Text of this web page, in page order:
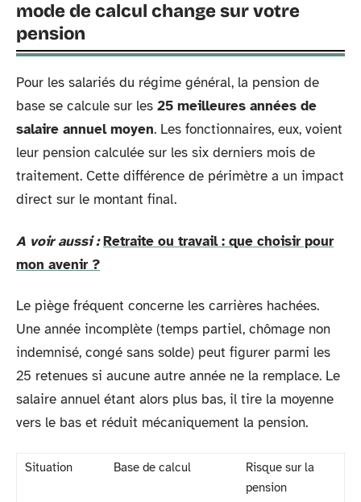
mode de calcul change sur votre
pension
Pour les salariés du régime général, la pension de
base se calcule sur les 25 meilleures années de
salaire annuel moyen. Les fonctionnaires, eux, voient
leur pension calculée sur les six derniers mois de
traitement. Cette différence de périmètre a un impact
direct sur le montant final.
A voir aussi : Retraite ou travail : que choisir pour
mon avenir ?
Le piège fréquent concerne les carrières hachées.
Une année incomplète (temps partiel, chômage non
indemnisé, congé sans solde) peut figurer parmi les
25 retenues si aucune autre année ne la remplace. Le
salaire annuel étant alors plus bas, il tire la moyenne
vers le bas et réduit mécaniquement la pension.
Situation Base de calcul
Risque sur la
pension